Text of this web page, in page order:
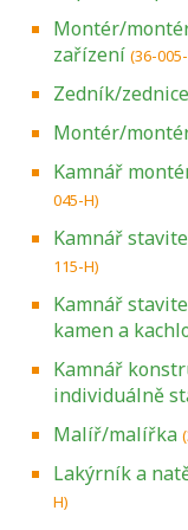
Montér/
zařízení (36-
Zedník/zednice
Montér/
Kamnář
045-H)
Kamnář
115-H)
Kamnář
kamen a
Kamnář
individuálně
Malíř/malířka
Lakýrník a
H)